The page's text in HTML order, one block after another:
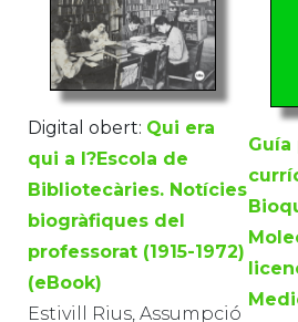
Digital obert: Qui era
qui a l?Escola de
Bibliotecàries. Notícies
biogràfiques del
professorat (1915-1972)
(eBook)
Estivill Rius, Assumpció
Guía